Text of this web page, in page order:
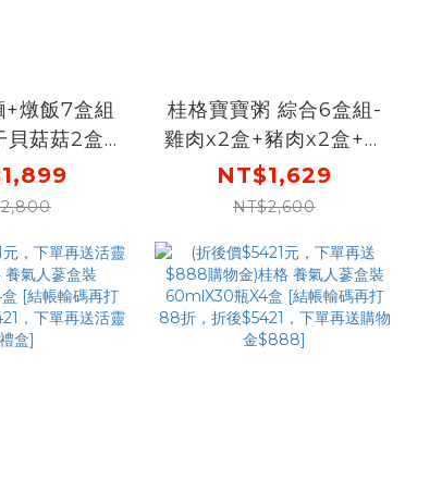
燉飯7盒組
貝菇菇2盒
盒，寶寶燉
1盒+菠菜豬
桂格寶寶粥 綜合6盒組-
雞肉x2盒+豬肉x2盒+干
貝雞肉x2盒
NT$1,629
NT$2,600